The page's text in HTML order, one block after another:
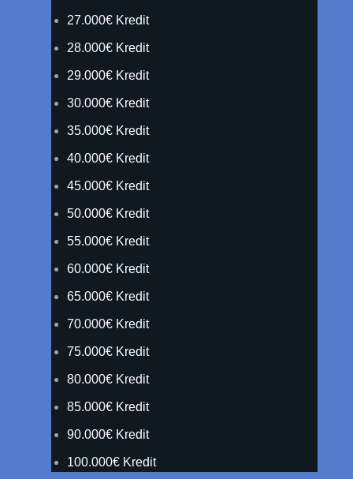
27.000€ Kredit
28.000€ Kredit
29.000€ Kredit
30.000€ Kredit
35.000€ Kredit
40.000€ Kredit
45.000€ Kredit
50.000€ Kredit
55.000€ Kredit
60.000€ Kredit
65.000€ Kredit
70.000€ Kredit
75.000€ Kredit
80.000€ Kredit
85.000€ Kredit
90.000€ Kredit
100.000€ Kredit